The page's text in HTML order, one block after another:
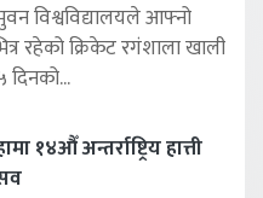
विश्वविद्यालयले आफ्नो
रहेको क्रिकेट रगंशाला खाली
दिनको...
१४औँ अन्तर्राष्ट्रिय हात्ती